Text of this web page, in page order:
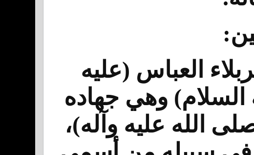
العباس (عليه
السلام) وهي جهاده
الله عليه وآله)،